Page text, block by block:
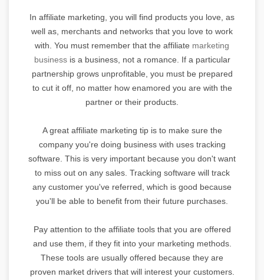
In affiliate marketing, you will find products you love, as
well as, merchants and networks that you love to work
with. You must remember that the affiliate marketing
businessis a business, not a romance. If a particular
partnership grows unprofitable, you must be prepared
to cut it off, no matter how enamored you are with the
partner or their products.
A great affiliate marketing tip is to make sure the
company you're doing business with uses tracking
software. This is very important because you don't want
to miss out on any sales. Tracking software will track
any customer you've referred, which is good because
you'll be able to benefit from their future purchases.
Pay attention to the affiliate tools that you are offered
and use them, if they fit into your marketing methods.
These tools are usually offered because they are
proven market drivers that will interest your customers.